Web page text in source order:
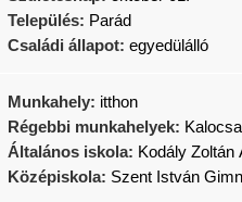
Település: Parád
Családi állapot: egyedülálló
Munkahely: itthon
Régebbi munkahelyek:
Általános iskola: Kodály Zoltán
Középiskola: Szent István